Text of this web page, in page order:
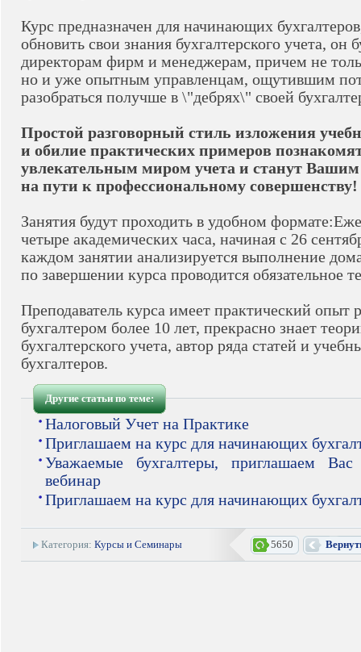
Курс предназначен для начинающих
обновить свои знания бухгалтерского учета, он
директорам фирм и менеджерам, причем не
но и уже опытным управленцам, ощутившим
разобраться получше в \"дебрях\" своей
Простой разговорный стиль изложения
и обилие практических примеров
увлекательным миром учета и станут
на пути к профессиональному совершенству!
Занятия будут проходить в удобном
четыре академических часа, начиная с 26
каждом занятии анализируется выполнение
по завершении курса проводится обязательное
Преподаватель курса имеет практический опыт
бухгалтером более 10 лет, прекрасно знает
бухгалтерского учета, автор ряда статей и
бухгалтеров.
Другие статьи по теме:
Налоговый Учет на Практике
Приглашаем на курс для начинающих
Уважаемые бухгалтеры, приглашаем
вебинар
Приглашаем на курс для начинающих
5650
Категория: Курсы и Семинары